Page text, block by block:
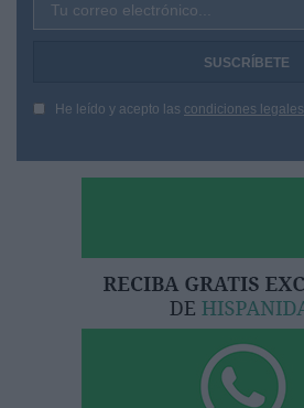
Tu correo electrónico...
He leído y acepto las condiciones legales